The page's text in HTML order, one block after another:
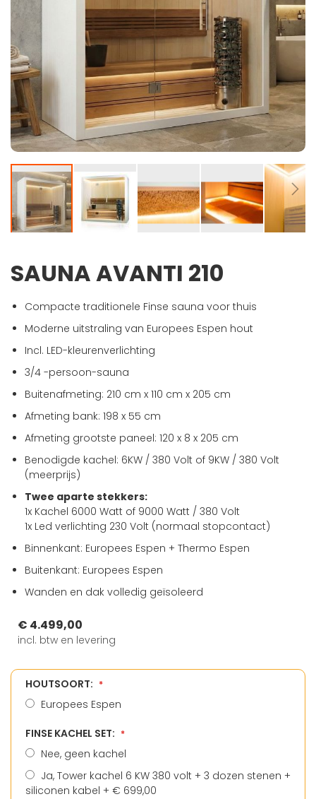
SAUNA AVANTI 210
Compacte traditionele Finse sauna voor thuis
Moderne uitstraling van Europees Espen hout
Incl. LED-kleurenverlichting
3/4 -persoon-sauna
Buitenafmeting: 210 cm x 110 cm x 205 cm
Afmeting bank: 198 x 55 cm
Afmeting grootste paneel: 120 x 8 x 205 cm
Benodigde kachel: 6KW / 380 Volt of 9KW / 380 Volt
(meerprijs)
Twee aparte stekkers:
1x Kachel 6000 Watt of 9000 Watt / 380 Volt
1x Led verlichting 230 Volt (normaal stopcontact)
Binnenkant: Europees Espen + Thermo Espen
Buitenkant: Europees Espen
Wanden en dak volledig geïsoleerd
€ 4.499,00
incl. btw en levering
Ga
naar
begin
van
afbeeldingen-
gallerij
HOUTSOORT:
Europees Espen
FINSE KACHEL SET:
Nee, geen kachel
Ja, Tower kachel 6 KW 380 volt + 3 dozen stenen +
siliconen kabel + € 699,00